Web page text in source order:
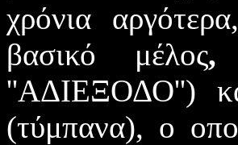
χρόνια
βασικό μέλος,
''ΑΔΙΕΞΟΔΟ'')
(τύμπανα), ο